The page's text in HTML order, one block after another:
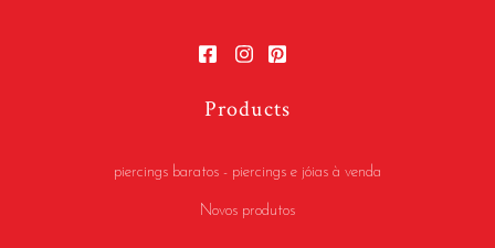
Products
piercings baratos - piercings e jóias à venda
Novos produtos